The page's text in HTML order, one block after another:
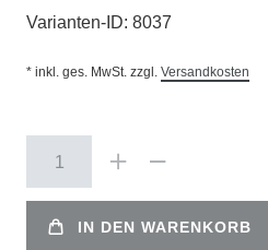
Varianten-ID: 8037
* inkl. ges. MwSt. zzgl. Versandkosten
IN DEN WARENKORB